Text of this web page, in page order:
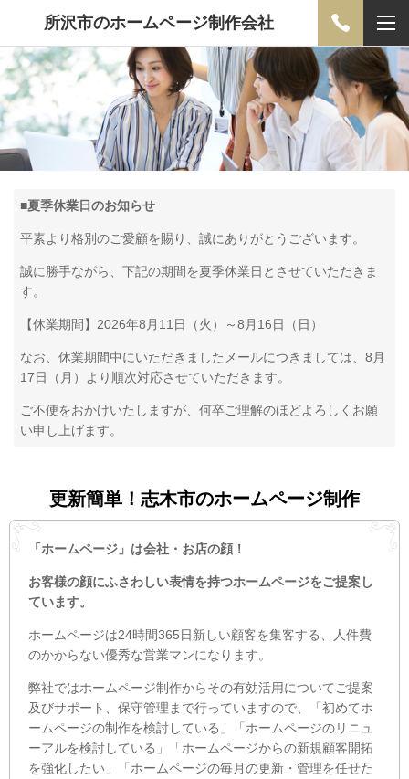
所沢市のホームページ制作会社
■夏季休業日のお知らせ
平素より格別のご愛顧を賜り、誠にありがとうございます。
誠に勝手ながら、下記の期間を夏季休業日とさせていただきま
す。
【休業期間】2026年8月11日（火）～8月16日（日）
なお、休業期間中にいただきましたメールにつきましては、8月
17日（月）より順次対応させていただきます。
ご不便をおかけいたしますが、何卒ご理解のほどよろしくお願
い申し上げます。
更新簡単！志木市のホームページ制作
「ホームページ」は会社・お店の顔！
お客様の顔にふさわしい表情を持つホームページをご提案し
ています。
ホームページは24時間365日新しい顧客を集客する、人件費
のかからない優秀な営業マンになります。
弊社ではホームページ制作からその有効活用についてご提案
及びサポート、保守管理まで行っていますので、「初めてホ
ームページの制作を検討している」「ホームページのリニュ
ーアルを検討している」「ホームページからの新規顧客開拓
を強化したい」「ホームページの毎月の更新・管理を任せた